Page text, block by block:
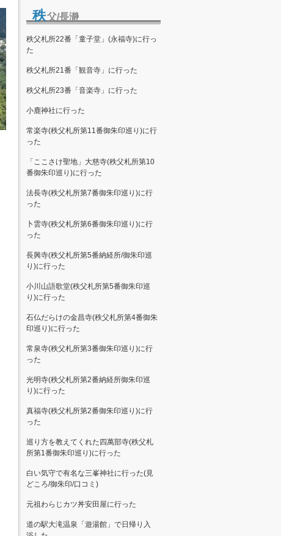
秩父/長瀞
秩父札所22番「童子堂」(永福寺)に行っ
た
秩父札所21番「観音寺」に行った
秩父札所23番「音楽寺」に行った
小鹿神社に行った
常楽寺(秩父札所第11番御朱印巡り)に行
った
「ここさけ聖地」大慈寺(秩父札所第10
番御朱印巡り)に行った
法長寺(秩父札所第7番御朱印巡り)に行
った
卜雲寺(秩父札所第6番御朱印巡り)に行
った
長興寺(秩父札所第5番納経所/御朱印巡
り)に行った
小川山語歌堂(秩父札所第5番御朱印巡
り)に行った
石仏だらけの金昌寺(秩父札所第4番御朱
印巡り)に行った
常泉寺(秩父札所第3番御朱印巡り)に行
った
光明寺(秩父札所第2番納経所御朱印巡
り)に行った
真福寺(秩父札所第2番御朱印巡り)に行
った
巡り方を教えてくれた四萬部寺(秩父札
所第1番御朱印巡り)に行った
白い気守で有名な三峯神社に行った(見
どころ/御朱印/口コミ)
元祖わらじカツ丼安田屋に行った
道の駅大滝温泉「遊湯館」で日帰り入